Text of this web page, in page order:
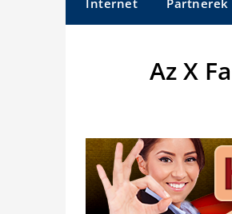
Internet Partnerek
Az X